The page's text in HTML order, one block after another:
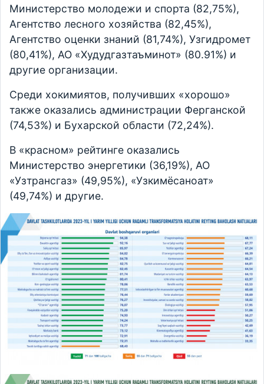
Министерство молодежи и спорта (82,75%),
Агентство лесного хозяйства (82,45%),
Агентство оценки знаний (81,74%), Узгидромет
(80,41%), АО «Худудгазтаъминот» (80.91%) и
другие организации.
Среди хокимиятов, получивших «хорошо»
также оказались администрации Ферганской
(74,53%) и Бухарской области (72,24%).
В «красном» рейтинге оказались
Министерство энергетики (36,19%), АО
«Узтрансгаз» (49,95%), «Узкимёсаноат»
(49,74%) и другие.